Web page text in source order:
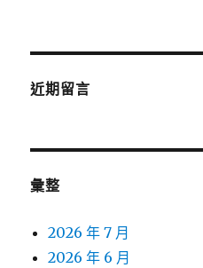
近期留言
彙整
2026 年 7 月
2026 年 6 月